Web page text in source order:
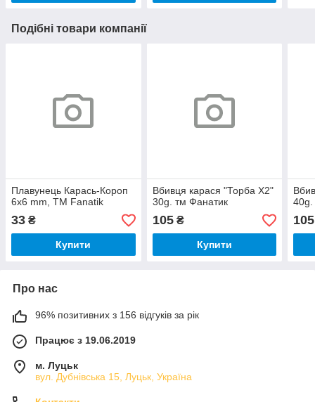
Подібні товари компанії
Плавунець Карась-Короп
6х6 mm, ТМ Fanatik
33 ₴
Купити
Вбивця карася "Торба X2"
30g. тм Фанатик
105₴
Купити
40g.
105
Про нас
96% позитивних з 156 відгуків за рік
Працює з 19.06.2019
м. Луцьк
вул. Дубнівська 15, Луцьк, Україна